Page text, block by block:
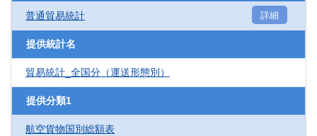
普通貿易統計 詳細
提供統計名
貿易統計_全国分（運送形態別）
提供分類1
航空貨物国別総額表